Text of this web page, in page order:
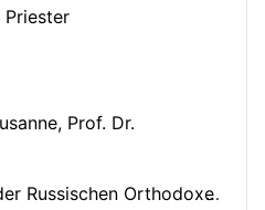
Priester
Prof. Dr.
Orthodoxen Kirche